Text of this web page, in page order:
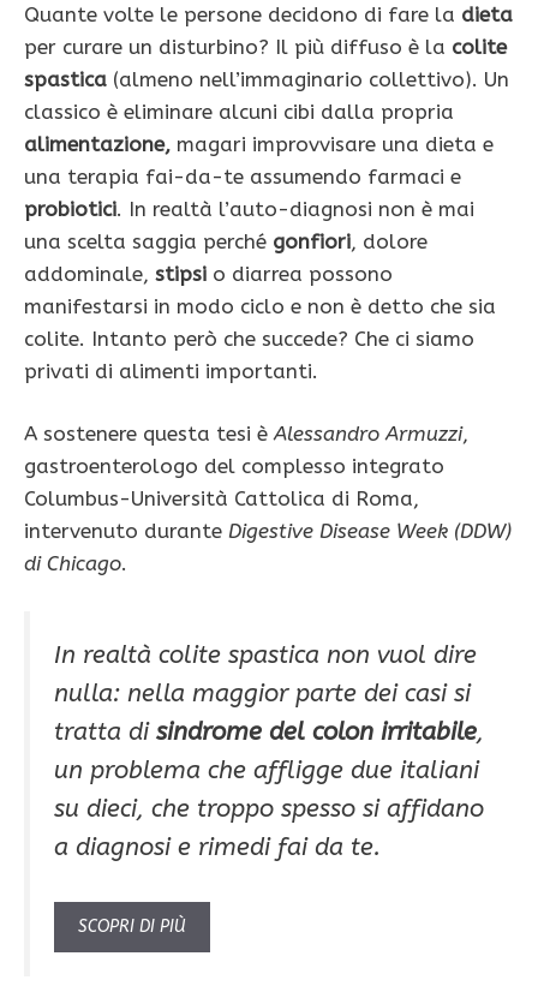
Quante volte le persone decidono di fare la dieta
per curare un disturbino? Il più diffuso è la colite
spastica (almeno nell’immaginario collettivo). Un
classico è eliminare alcuni cibi dalla propria
alimentazione, magari improvvisare una dieta e
una terapia fai-da-te assumendo farmaci e
probiotici. In realtà l’auto-diagnosi non è mai
una scelta saggia perché gonfiori, dolore
addominale, stipsi o diarrea possono
manifestarsi in modo ciclo e non è detto che sia
colite. Intanto però che succede? Che ci siamo
privati di alimenti importanti.
A sostenere questa tesi èAlessandro Armuzzi,
gastroenterologo del complesso integrato
Columbus-Università Cattolica di Roma,
intervenuto durante Digestive Disease Week (DDW)
di Chicago.
In realtà colite spastica non vuol dire
nulla: nella maggior parte dei casi si
tratta di sindrome del colon irritabile,
un problema che affligge due italiani
su dieci, che troppo spesso si affidano
a diagnosi e rimedi fai da te.
SCOPRI DI PIÙ